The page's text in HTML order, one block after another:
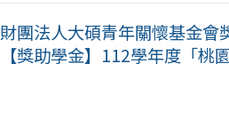
財團法人大碩青年關懷基金
【獎助學金】112學年度「